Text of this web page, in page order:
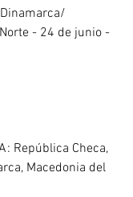
- 24 de junio -
República Checa,
Macedonia del